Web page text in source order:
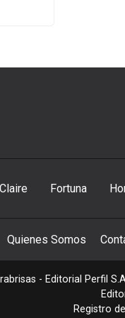
Fortuna
Quienes Somos
- Editorial Perfil
Registro